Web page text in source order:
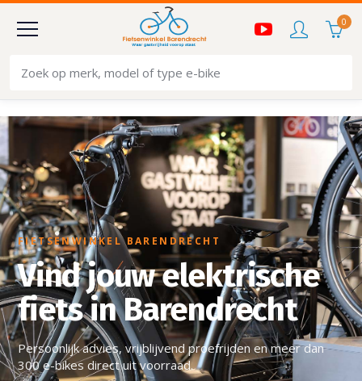
0
FIETSENWINKEL BARENDRECHT
Vind jouw elektrische
fiets in Barendrecht
Persoonlijk advies, vrijblijvend proefrijden en meer dan
300 e-bikes direct uit voorraad.